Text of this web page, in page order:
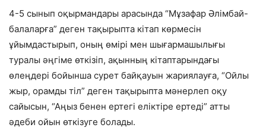
4-5 сынып оқырмандары арасында “Мұзафар Әлімбай-
балаларға” деген тақырыпта кітап көрмесін
ұйымдастырып, оның өмірі мен шығармашылығы
туралы әңгіме өткізіп, ақынның кітаптарындағы
өлеңдері бойынша сурет байқауын жариялауға, “Ойлы
жыр, орамды тіл” деген тақырыпта мәнерлеп оқу
сайысын, “Аңыз бенен ертегі еліктіре ертеді” атты
әдеби ойын өткізуге болады.